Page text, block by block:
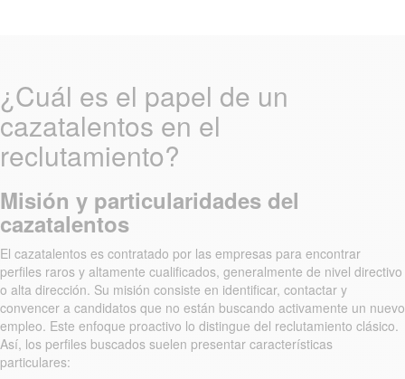
¿Cuál es el papel de un
cazatalentos en el
reclutamiento?
Misión y particularidades del
cazatalentos
El cazatalentos es contratado por las empresas para encontrar
perfiles raros y altamente cualificados, generalmente de nivel directivo
o alta dirección. Su misión consiste en identificar, contactar y
convencer a candidatos que no están buscando activamente un nuevo
empleo. Este enfoque proactivo lo distingue del reclutamiento clásico.
Así, los perfiles buscados suelen presentar características
particulares: